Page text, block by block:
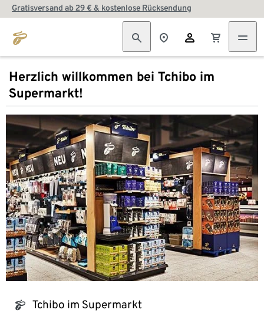
Gratisversand ab 29 € & kostenlose Rücksendung
Herzlich willkommen bei Tchibo im
Supermarkt!
tchibo_logo Tchibo im Supermarkt